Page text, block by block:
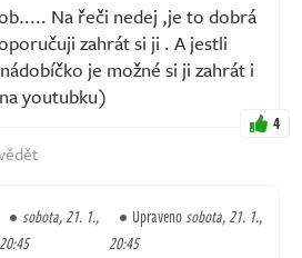
Na řeči nedej ,je to dobrá
zahrát si ji . A jestli
je možné si ji zahrát i
youtubku)
4
sobota, 21. 1.,
20:45
Upravenosobota, 21. 1.,
20:45